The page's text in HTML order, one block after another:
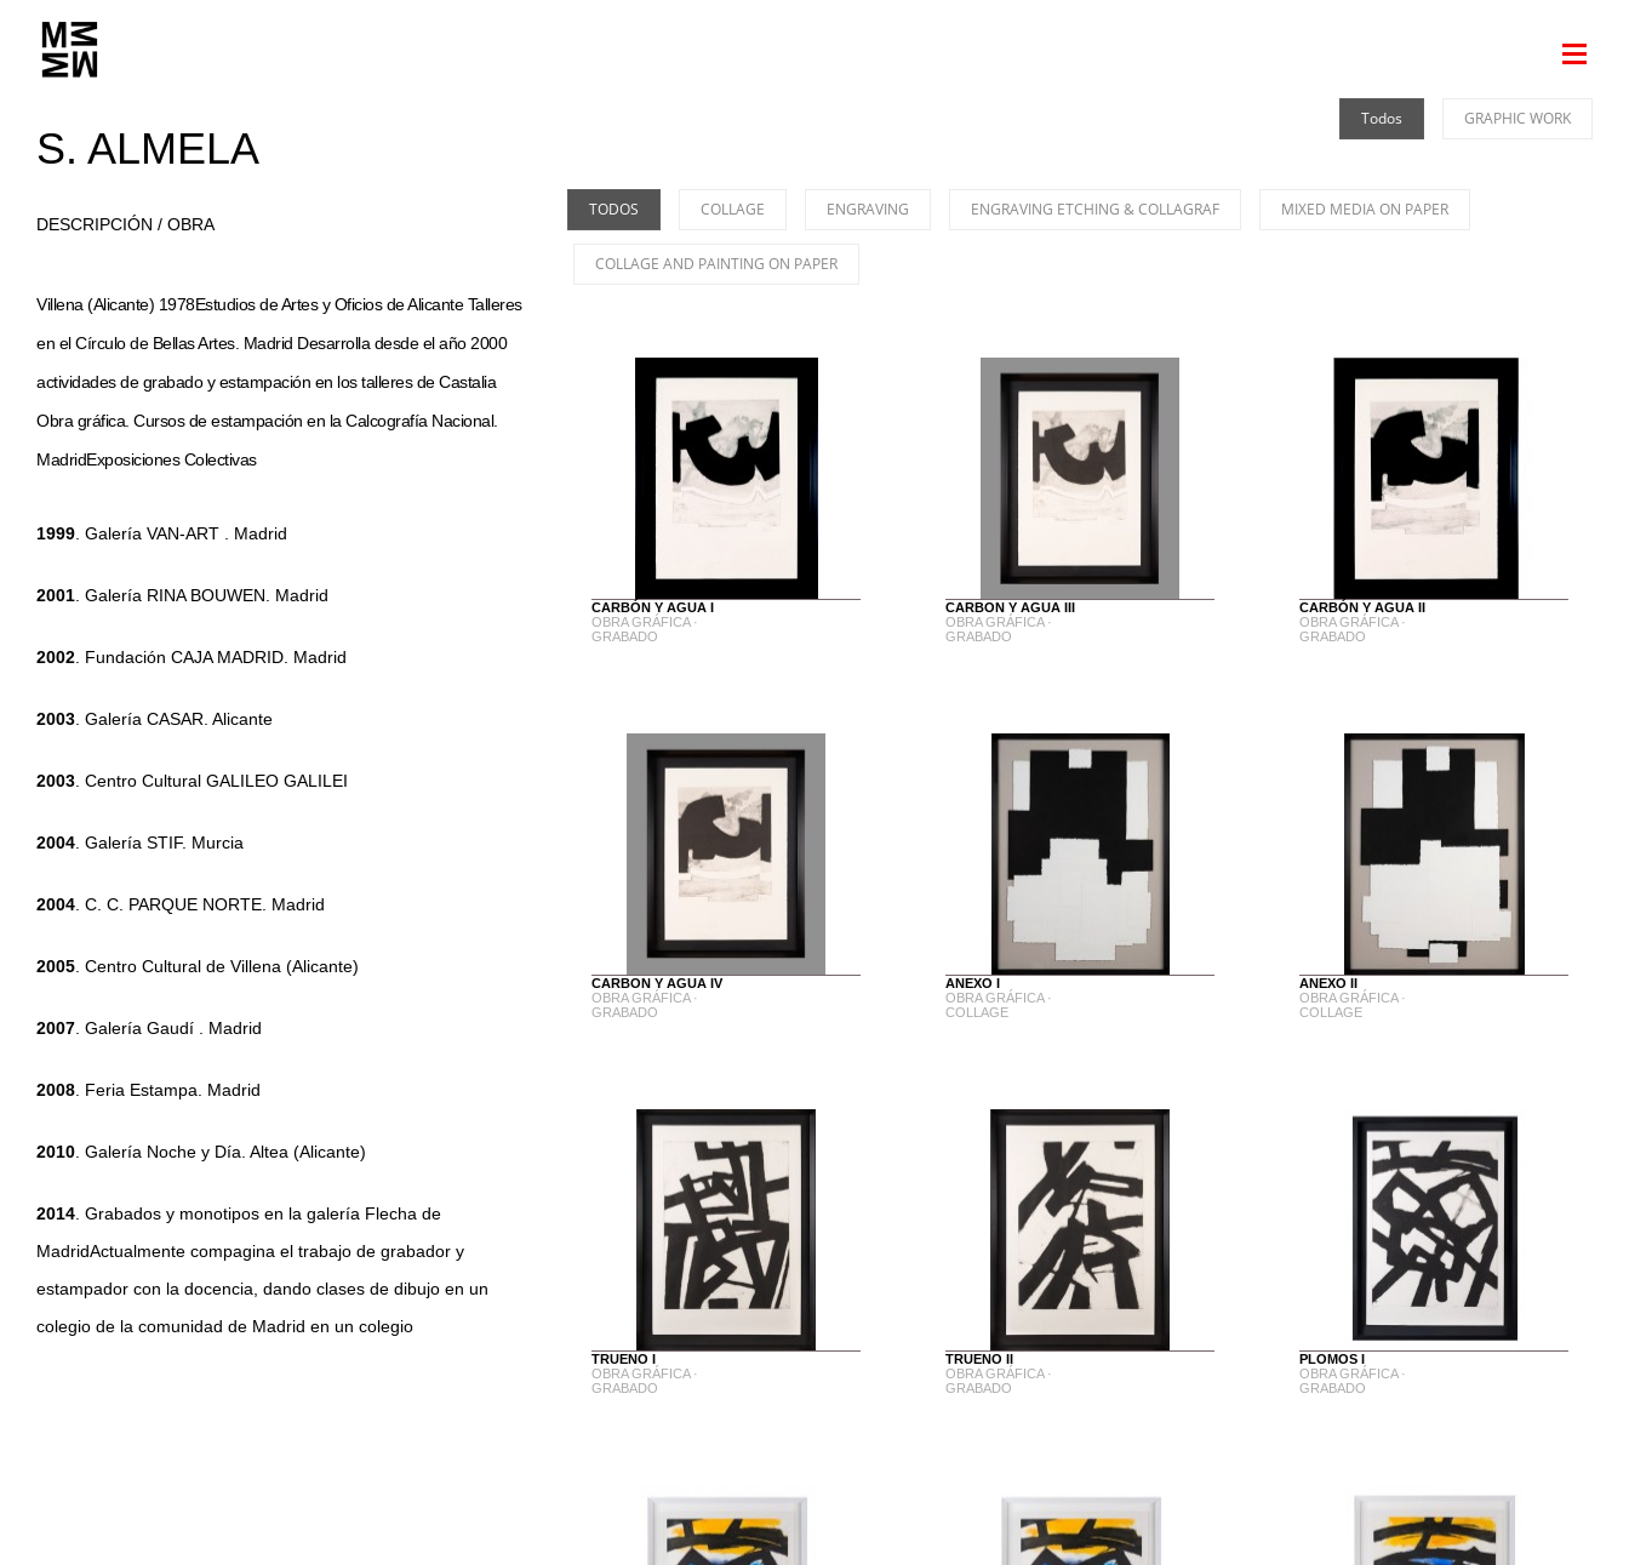
S. ALMELA
DESCRIPCIÓN / OBRA
Villena (Alicante) 1978Estudios de Artes y Oficios de Alicante Talleres
en el Círculo de Bellas Artes. Madrid Desarrolla desde el año 2000
actividades de grabado y estampación en los talleres de Castalia
Obra gráfica. Cursos de estampación en la Calcografía Nacional.
MadridExposiciones Colectivas
1999 . Galería VAN-ART . Madrid
2001 . Galería RINA BOUWEN. Madrid
2002 . Fundación CAJA MADRID. Madrid
2003 . Galería CASAR. Alicante
2003 . Centro Cultural GALILEO GALILEI
2004 . Galería STIF. Murcia
2004 . C. C. PARQUE NORTE. Madrid
2005 . Centro Cultural de Villena (Alicante)
2007 . Galería Gaudí . Madrid
2008 . Feria Estampa. Madrid
2010 . Galería Noche y Día. Altea (Alicante)
2014 . Grabados y monotipos en la galería Flecha de
MadridActualmente compagina el trabajo de grabador y
estampador con la docencia, dando clases de dibujo en un
colegio de la comunidad de Madrid en un colegio
Todos GRAPHIC WORK
TODOS COLLAGE ENGRAVING ENGRAVING ETCHING & COLLAGRAF MIXED MEDIA ON PAPER
COLLAGE AND PAINTING ON PAPER
CARBÓN Y AGUA I
OBRA GRÁFICA ·
GRABADO
CARBON Y AGUA III
OBRA GRÁFICA ·
GRABADO
CARBÓN Y AGUA II
OBRA GRÁFICA ·
GRABADO
CARBON Y AGUA IV
OBRA GRÁFICA ·
GRABADO
ANEXO I
OBRA GRÁFICA ·
COLLAGE
ANEXO II
OBRA GRÁFICA ·
COLLAGE
TRUENO I
OBRA GRÁFICA ·
GRABADO
TRUENO II
OBRA GRÁFICA ·
GRABADO
PLOMOS I
OBRA GRÁFICA ·
GRABADO